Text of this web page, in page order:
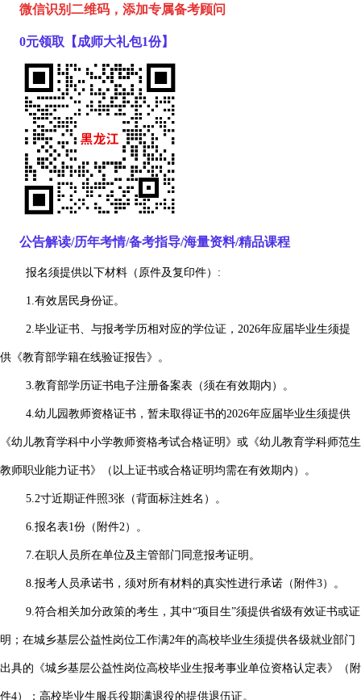
微信识别二维码，添加专属备考顾问
0元领取【成师大礼包1份】
公告解读/历年考情/备考指导/海量资料/精品课程
报名须提供以下材料（原件及复印件）:
1.有效居民身份证。
2.毕业证书、与报考学历相对应的学位证，2026年应届毕业生须提
供《教育部学籍在线验证报告》。
3.教育部学历证书电子注册备案表（须在有效期内）。
4.幼儿园教师资格证书，暂未取得证书的2026年应届毕业生须提供
《幼儿教育学科中小学教师资格考试合格证明》或《幼儿教育学科师范生
教师职业能力证书》（以上证书或合格证明均需在有效期内）。
5.2寸近期证件照3张（背面标注姓名）。
6.报名表1份（附件2）。
7.在职人员所在单位及主管部门同意报考证明。
8.报考人员承诺书，须对所有材料的真实性进行承诺（附件3）。
9.符合相关加分政策的考生，其中“项目生”须提供省级有效证书或证
明；在城乡基层公益性岗位工作满2年的高校毕业生须提供各级就业部门
出具的《城乡基层公益性岗位高校毕业生报考事业单位资格认定表》（附
件4）；高校毕业生服兵役期满退役的提供退伍证。